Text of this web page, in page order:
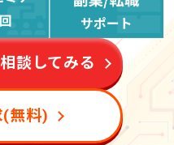
談してみる
無料)